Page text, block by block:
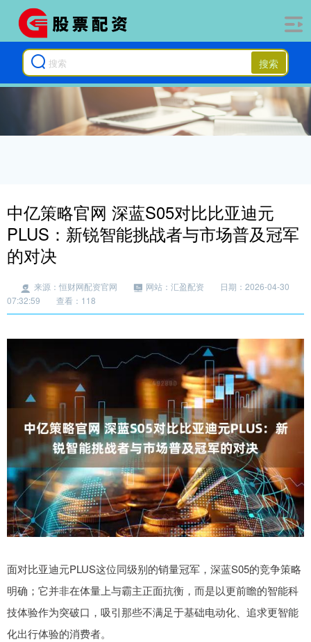
搜索
中亿策略官网 深蓝S05对比比亚迪元
PLUS：新锐智能挑战者与市场普及冠军
的对决
来源：恒财网配资官网 网站：汇盈配资
日期：2026-04-30
07:32:59
查看：118
面对比亚迪元PLUS这位同级别的销量冠军，深蓝S05的竞争策略
明确；它并非在体量上与霸主正面抗衡，而是以更前瞻的智能科
技体验作为突破口，吸引那些不满足于基础电动化、追求更智能
化出行体验的消费者。